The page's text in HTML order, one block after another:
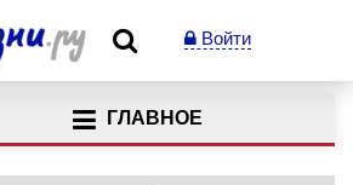
Войти
ГЛАВНОЕ